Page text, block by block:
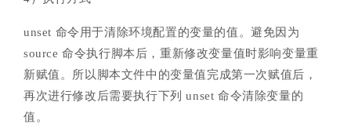
unset 命令用于清除环境配置的变量的值。避免因为
source 命令执行脚本后，重新修改变量值时影响变量重
新赋值。所以脚本文件中的变量值完成第一次赋值后，
再次进行修改后需要执行下列 unset 命令清除变量的
值。